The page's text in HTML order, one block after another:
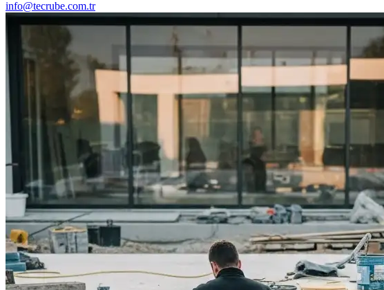
info@tecrube.com.tr